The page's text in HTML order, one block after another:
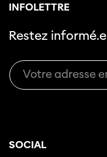
INFOLETTRE
Restez informé.e
SOCIAL